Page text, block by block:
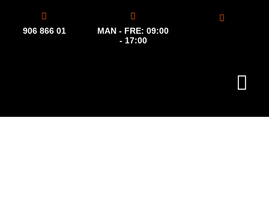
906 866 01
MAN - FRE: 09:00
- 17:00